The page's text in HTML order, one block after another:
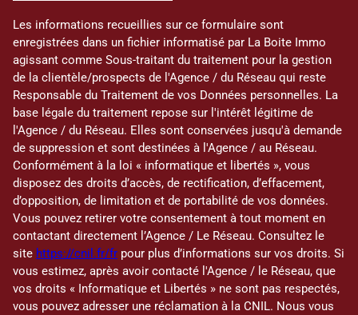
Les informations recueillies sur ce formulaire sont
enregistrées dans un fichier informatisé par La Boite Immo
agissant comme Sous-traitant du traitement pour la gestion
de la clientèle/prospects de l'Agence / du Réseau qui reste
Responsable du Traitement de vos Données personnelles. La
base légale du traitement repose sur l'intérêt légitime de
l'Agence / du Réseau. Elles sont conservées jusqu'à demande
de suppression et sont destinées à l'Agence / au Réseau.
Conformément à la loi « informatique et libertés », vous
disposez des droits d’accès, de rectification, d’effacement,
d’opposition, de limitation et de portabilité de vos données.
Vous pouvez retirer votre consentement à tout moment en
contactant directement l’Agence / Le Réseau. Consultez le
site https://cnil.fr/fr pour plus d’informations sur vos droits. Si
vous estimez, après avoir contacté l'Agence / le Réseau, que
vos droits « Informatique et Libertés » ne sont pas respectés,
vous pouvez adresser une réclamation à la CNIL. Nous vous